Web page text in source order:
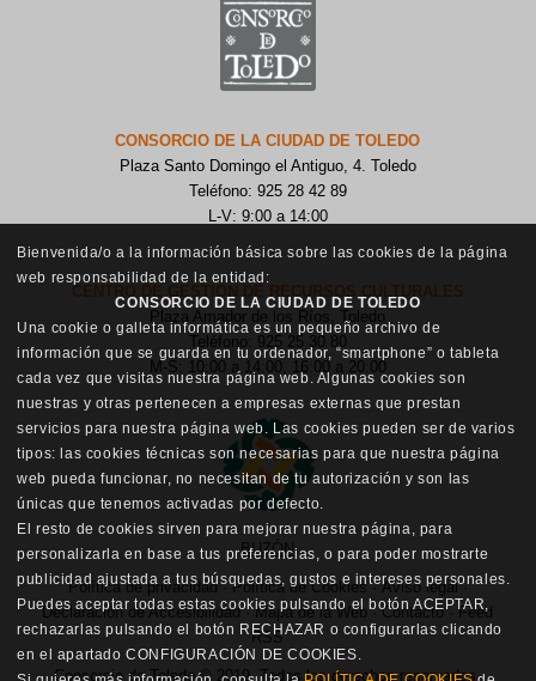
CONSORCIO DE LA CIUDAD DE TOLEDO
Plaza Santo Domingo el Antiguo, 4. Toledo
Teléfono: 925 28 42 89
L-V: 9:00 a 14:00
CENTRO DE GESTIÓN DE RECURSOS CULTURALES
Plaza Amador de los Ríos, Toledo
Teléfono: 925 25 30 80
M-S: 10:00 a 14:00, 16:00 a 20:00
BUZÓN
Política de privacidad·Política de Cookies ·Aviso legal·
Declaración de Accesibilidad·Mapa de la Web·Contacto·Feed
RSS
Consorcio de Toledo © 2019. Todos los derechos reservados.
Bienvenida/o a la información básica sobre las cookies de la página
web responsabilidad de la entidad:
CONSORCIO DE LA CIUDAD DE TOLEDO
Una cookie o galleta informática es un pequeño archivo de
información que se guarda en tu ordenador, “smartphone” o tableta
cada vez que visitas nuestra página web. Algunas cookies son
nuestras y otras pertenecen a empresas externas que prestan
servicios para nuestra página web. Las cookies pueden ser de varios
tipos: las cookies técnicas son necesarias para que nuestra página
web pueda funcionar, no necesitan de tu autorización y son las
únicas que tenemos activadas por defecto.
El resto de cookies sirven para mejorar nuestra página, para
personalizarla en base a tus preferencias, o para poder mostrarte
publicidad ajustada a tus búsquedas, gustos e intereses personales.
Puedes aceptar todas estas cookies pulsando el botón ACEPTAR,
rechazarlas pulsando el botón RECHAZAR o configurarlas clicando
en el apartado CONFIGURACIÓN DE COOKIES.